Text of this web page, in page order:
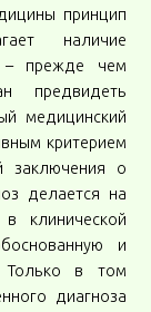
принцип
наличие
– прежде чем
предвидеть
медицинский
критерием
заключения о
делается на
клинической
и
Только в том
диагноза